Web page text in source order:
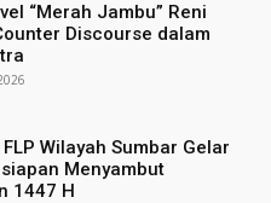
“Merah Jambu” Reni
Discourse dalam
Wilayah Sumbar Gelar
Menyambut
1447 H